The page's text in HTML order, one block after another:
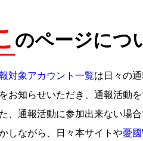
のページにつ
対象アカウント一覧は日々の
お知らせいただき、通報活動
、通報活動に参加出来ない場合
しながら、日々本サイトや憂